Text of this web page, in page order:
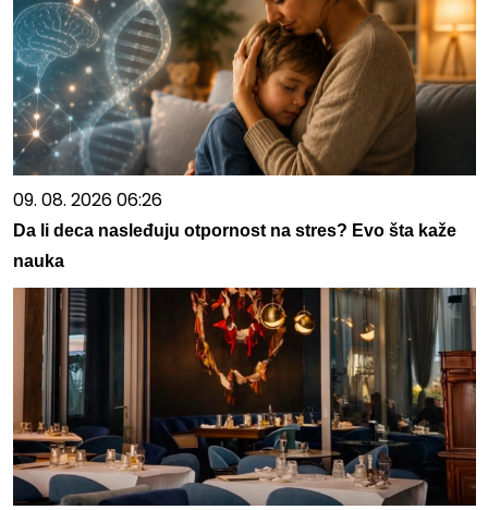
09. 08. 2026 06:26
Da li deca nasleđuju otpornost na stres? Evo šta kaže
nauka